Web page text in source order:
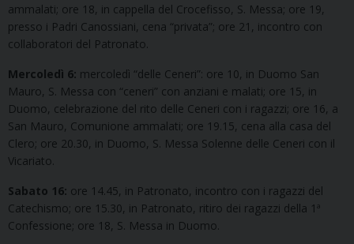
ammalati; ore 18, in cappella del Crocefisso, S. Messa; ore 19,
presso i Padri Canossiani, cena “privata”; ore 21, incontro con
collaboratori del Patronato.
Mercoledì 6: mercoledì “delle Ceneri”: ore 10, in Duomo San
Mauro, S. Messa con “ceneri” con anziani e malati; ore 15, in
Duomo, celebrazione del rito delle Ceneri con i ragazzi; ore 16, a
San Mauro, Comunione ammalati; ore 19.15, cena alla casa del
Clero; ore 20.30, in Duomo, S. Messa Solenne delle Ceneri con il
Vicariato.
Sabato 16: ore 14.45, in Patronato, incontro con i ragazzi del
Catechismo; ore 15.30, in Patronato, ritiro dei ragazzi della 1ª
Confessione; ore 18, S. Messa in Duomo.